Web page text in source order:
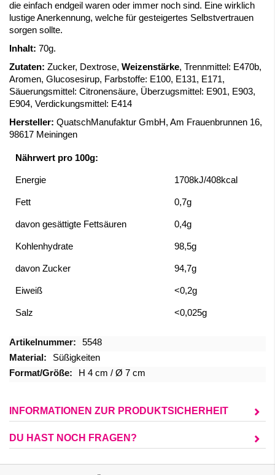
die einfach endgeil waren oder immer noch sind. Eine wirklich
lustige Anerkennung, welche für gesteigertes Selbstvertrauen
sorgen sollte.
Inhalt: 70g.
Zutaten: Zucker, Dextrose, Weizenstärke, Trennmittel: E470b,
Aromen, Glucosesirup, Farbstoffe: E100, E131, E171,
Säuerungsmittel: Citronensäure, Überzugsmittel: E901, E903,
E904, Verdickungsmittel: E414
Hersteller: QuatschManufaktur GmbH, Am Frauenbrunnen 16,
98617 Meiningen
Nährwert pro 100g:
Energie 1708kJ/408kcal
Fett 0,7g
davon gesättigte Fettsäuren 0,4g
Kohlenhydrate 98,5g
davon Zucker 94,7g
Eiweiß <0,2g
Salz <0,025g
Mehr
Informationen
5548
Süßigkeiten
H 4 cm / Ø 7 cm
INFORMATIONEN ZUR PRODUKTSICHERHEIT
DU HAST NOCH FRAGEN?